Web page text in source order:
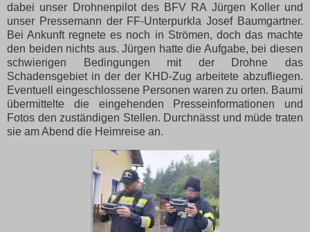
dabei unser Drohnenpilot des BFV RA Jürgen Koller und
unser Pressemann der FF-Unterpurkla Josef Baumgartner.
Bei Ankunft regnete es noch in Strömen, doch das machte
den beiden nichts aus. Jürgen hatte die Aufgabe, bei diesen
schwierigen Bedingungen mit der Drohne das
Schadensgebiet in der der KHD-Zug arbeitete abzufliegen.
Eventuell eingeschlossene Personen waren zu orten. Baumi
übermittelte die eingehenden Presseinformationen und
Fotos den zuständigen Stellen. Durchnässt und müde traten
sie am Abend die Heimreise an.